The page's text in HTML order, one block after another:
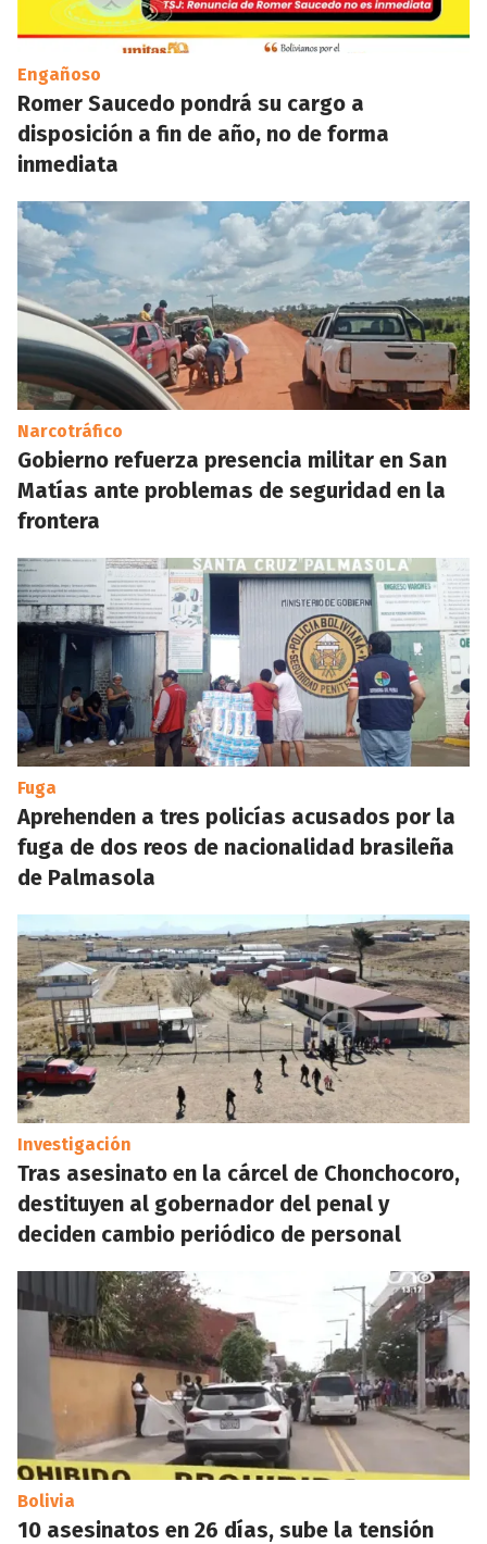
Engañoso
Romer Saucedo pondrá su cargo a
disposición a fin de año, no de forma
inmediata
Narcotráfico
Gobierno refuerza presencia militar en San
Matías ante problemas de seguridad en la
frontera
Fuga
Aprehenden a tres policías acusados por la
fuga de dos reos de nacionalidad brasileña
de Palmasola
Investigación
Tras asesinato en la cárcel de Chonchocoro,
destituyen al gobernador del penal y
deciden cambio periódico de personal
Bolivia
10 asesinatos en 26 días, sube la tensión